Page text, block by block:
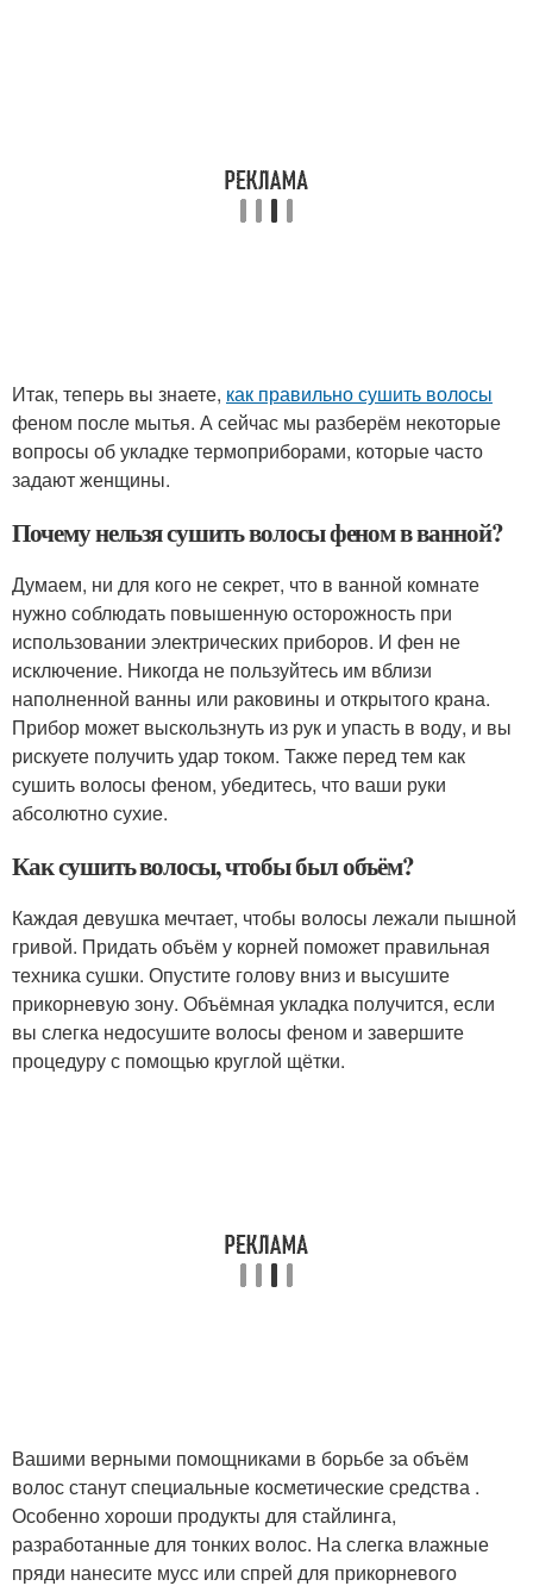
Итак, теперь вы знаете, как правильно сушить волосы
феном после мытья. А сейчас мы разберём некоторые
вопросы об укладке термоприборами, которые часто
задают женщины.
Почему нельзя сушить волосы феном в ванной?
Думаем, ни для кого не секрет, что в ванной комнате
нужно соблюдать повышенную осторожность при
использовании электрических приборов. И фен не
исключение. Никогда не пользуйтесь им вблизи
наполненной ванны или раковины и открытого крана.
Прибор может выскользнуть из рук и упасть в воду, и вы
рискуете получить удар током. Также перед тем как
сушить волосы феном, убедитесь, что ваши руки
абсолютно сухие.
Как сушить волосы, чтобы был объём?
Каждая девушка мечтает, чтобы волосы лежали пышной
гривой. Придать объём у корней поможет правильная
техника сушки. Опустите голову вниз и высушите
прикорневую зону. Объёмная укладка получится, если
вы слегка недосушите волосы феном и завершите
процедуру с помощью круглой щётки.
Вашими верными помощниками в борьбе за объём
волос станут специальные косметические средства .
Особенно хороши продукты для стайлинга,
разработанные для тонких волос. На слегка влажные
пряди нанесите мусс или спрей для прикорневого